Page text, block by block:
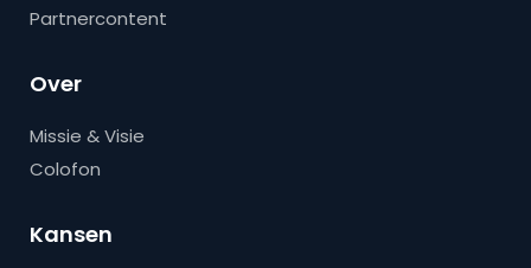
Partnercontent
Over
Missie & Visie
Colofon
Kansen